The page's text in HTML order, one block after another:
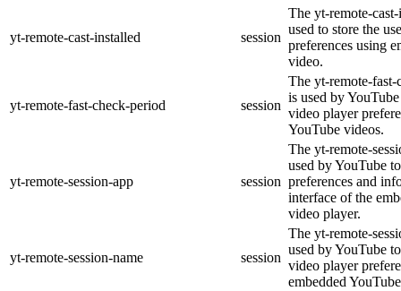
yt-remote-cast-installed session
The yt-remote-
used to store the
preferences using
video.
yt-remote-fast-check-period session
The yt-remote-
is used by
video player
YouTube videos.
yt-remote-session-app session
The yt-remote-
used by YouTube
preferences and
interface of the
video player.
yt-remote-session-name session
The yt-remote-
used by YouTube
video player
embedded